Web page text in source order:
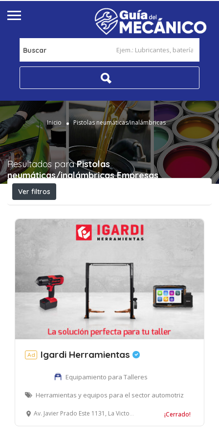
Buscar
Inicio Pistolas neumáticas/inalámbricas
Resultados paraPistolas
neumáticas/inalámbricas Empresas
Ver filtros
Ad Igardi Herramientas
Equipamiento para Talleres
Herramientas y equipos para el sector automotriz
Av. Javier Prado Este 1131, La Victoria, Lima, Perú ¡Cerrado!